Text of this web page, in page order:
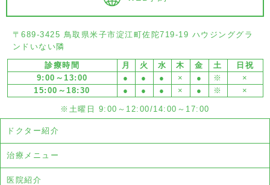
〒689-3425 鳥取県米子市淀江町佐陀719-19 ハウジンググラ
ンドいない隣
診療時間 月 火 水 木 金 土
日祝
9:00～13:00
● ● ● × ● ※
×
15:00～18:30
● ● ● × ● ※ ×
※土曜日 9:00～12:00/14:00～17:00
ドクター紹介
治療メニュー
医院紹介